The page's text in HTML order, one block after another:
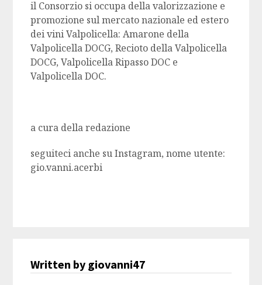
il Consorzio si occupa della valorizzazione e
promozione sul mercato nazionale ed estero
dei vini Valpolicella: Amarone della
Valpolicella DOCG, Recioto della Valpolicella
DOCG, Valpolicella Ripasso DOC e
Valpolicella DOC.
a cura della redazione
seguiteci anche su Instagram, nome utente:
gio.vanni.acerbi
Written by giovanni47